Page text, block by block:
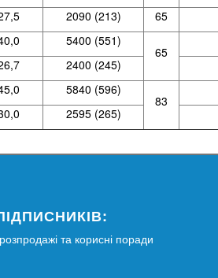
2090 (213) 65
5400 (551)
65
2400 (245)
5840 (596)
83
2595 (265)
розпродажі та корисні поради